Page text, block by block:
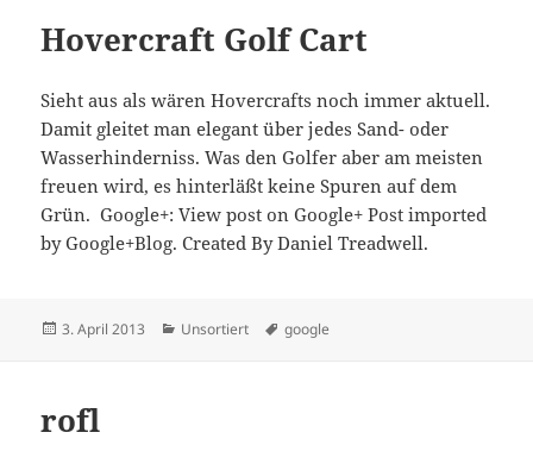
Hovercraft Golf Cart
Sieht aus als wären Hovercrafts noch immer aktuell.
Damit gleitet man elegant über jedes Sand- oder
Wasserhinderniss. Was den Golfer aber am meisten
freuen wird, es hinterläßt keine Spuren auf dem
Grün. Google+: View post on Google+ Post imported
by Google+Blog. Created By Daniel Treadwell.
Veröffentlicht
3. April 2013 Kategorien
Unsortiert Schlagwörter
google
rofl